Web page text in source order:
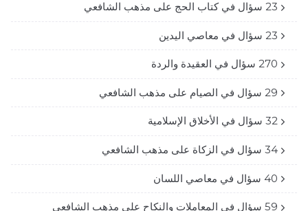
23 سؤال في كتاب الحج على مذهب الشافعي
23 سؤال في معاصي اليدين
270 سؤال في العقيدة والردة
29 سؤال في الصيام على مذهب الشافعي
32 سؤال في الأخلاق الإسلامية
34 سؤال في الزكاة على مذهب الشافعي
40 سؤال في معاصي اللسان
59 سؤال في المعاملات والنكاح على مذهب الشافعي